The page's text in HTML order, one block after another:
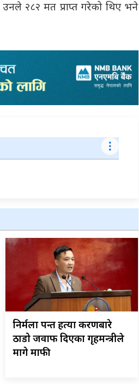
२८२ मत प्राप्त गरेको थिए भने
निर्मला पन्त हत्या प्रकरणबारे
ठाडो जवाफ दिएका गृहमन्त्रीले
मागे माफी